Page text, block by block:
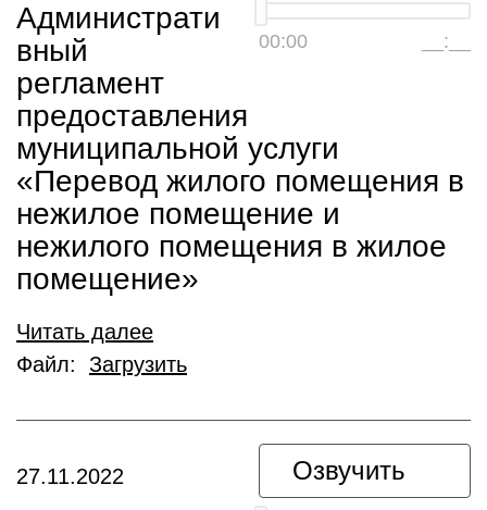
00:00 __:__
Администрати
вный
регламент
предоставления
муниципальной услуги
«Перевод жилого помещения в
нежилое помещение и
нежилого помещения в жилое
помещение»
Читать далее
Файл: Загрузить
Озвучить
27.11.2022